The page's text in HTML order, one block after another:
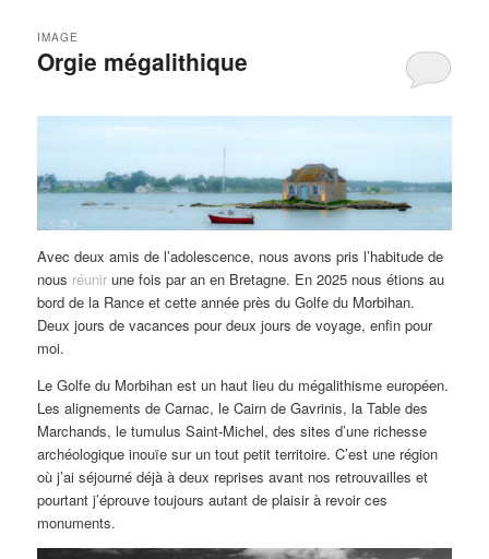
Orgie mégalithique
IMAGE
Avec deux amis de l’adolescence, nous avons pris l’habitude de
nous réunir une fois par an en Bretagne. En 2025 nous étions au
bord de la Rance et cette année près du Golfe du Morbihan.
Deux jours de vacances pour deux jours de voyage, enfin pour
moi.
Le Golfe du Morbihan est un haut lieu du mégalithisme européen.
Les alignements de Carnac, le Cairn de Gavrinis, la Table des
Marchands, le tumulus Saint-Michel, des sites d’une richesse
archéologique inouïe sur un tout petit territoire. C’est une région
où j’ai séjourné déjà à deux reprises avant nos retrouvailles et
pourtant j’éprouve toujours autant de plaisir à revoir ces
monuments.